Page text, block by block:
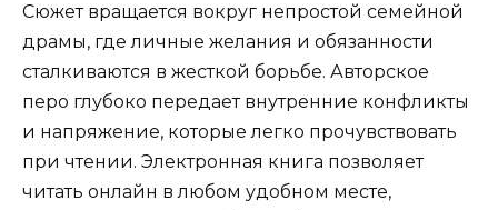
Сюжет вращается вокруг непростой семейной
драмы, где личные желания и обязанности
сталкиваются в жесткой борьбе. Авторское
перо глубоко передает внутренние конфликты
и напряжение, которые легко прочувствовать
при чтении. Электронная книга позволяет
читать онлайн в любом удобном месте,